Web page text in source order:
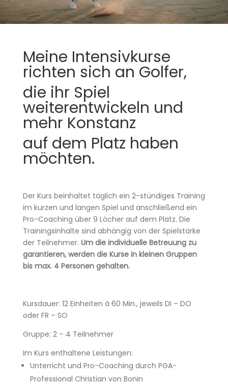
Meine Intensivkurse
richten sich an Golfer,
die ihr Spiel
weiterentwickeln und
mehr Konstanz
auf dem Platz haben
möchten.
Der Kurs beinhaltet täglich ein 2-stündiges Training
im kurzen und langen Spiel und anschließend ein
Pro-Coaching über 9 Löcher auf dem Platz. Die
Trainingsinhalte sind abhängig von der Spielstärke
der Teilnehmer. Um die individuelle Betreuung zu
garantieren, werden die Kurse in kleinen Gruppen
bis max. 4 Personen gehalten.
Kursdauer: 12 Einheiten à 60 Min., jeweils DI – DO
oder FR – SO
Gruppe: 2 – 4 Teilnehmer
Im Kurs enthaltene Leistungen:
Unterricht und Pro-Coaching durch PGA-
Professional Christian von Bonin